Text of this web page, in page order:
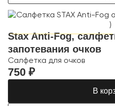
Stax Anti-Fog,
запотевания очков
Салфетка для очков
750 ₽
В